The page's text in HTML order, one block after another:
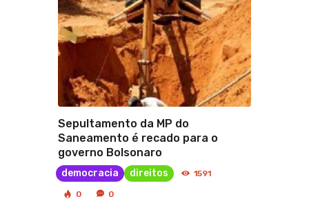
Sepultamento da MP do
Saneamento é recado para o
governo Bolsonaro
democracia direitos 1591
0 0